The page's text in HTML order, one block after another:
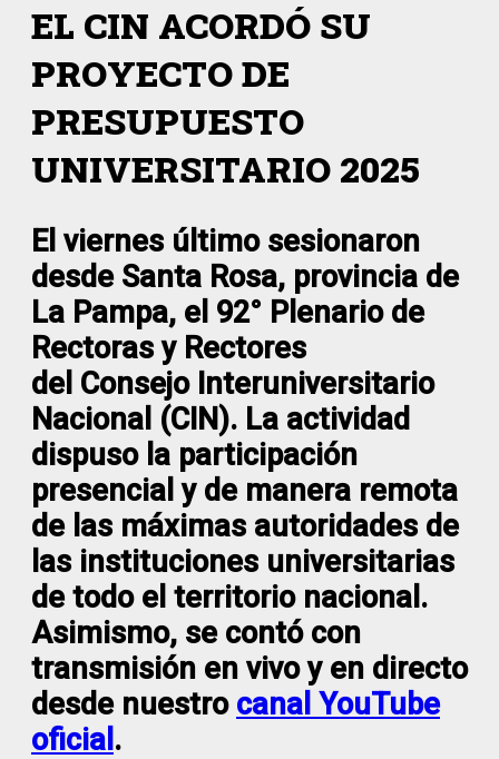
EL CIN ACORDÓ SU
PROYECTO DE
PRESUPUESTO
UNIVERSITARIO 2025
El viernes último sesionaron
desde Santa Rosa, provincia de
La Pampa, el 92° Plenario de
Rectoras y Rectores
del Consejo Interuniversitario
Nacional (CIN). La actividad
dispuso la participación
presencial y de manera remota
de las máximas autoridades de
las instituciones universitarias
de todo el territorio nacional.
Asimismo, se contó con
transmisión en vivo y en directo
desde nuestro canal YouTube
oficial .